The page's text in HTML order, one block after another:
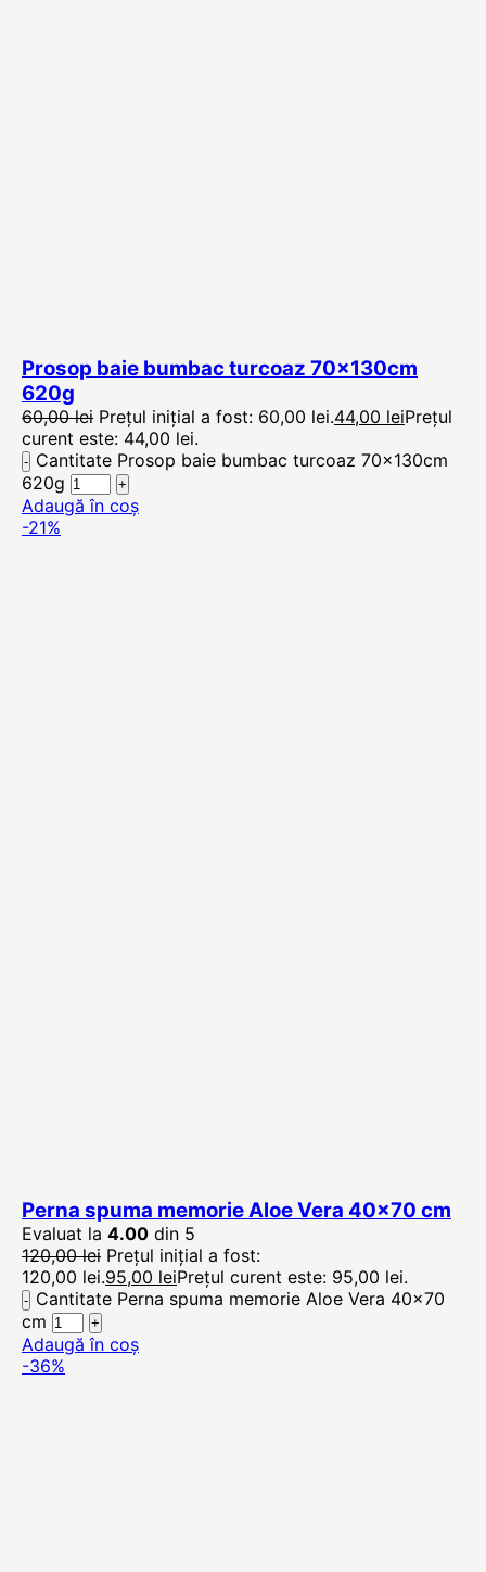
Prosop baie bumbac turcoaz 70x130cm
620g
60,00lei Prețul inițial a fost: 60,00 lei.44,00 leiPrețul
curent este: 44,00 lei.
Cantitate Prosop baie bumbac turcoaz 70x130cm
620g
Adaugă în coș
-21%
Perna spuma memorie Aloe Vera 40×70 cm
Evaluat la 4.00 din 5
120,00lei Prețul inițial a fost:
120,00 lei.95,00 leiPrețul curent este: 95,00 lei.
Cantitate Perna spuma memorie Aloe Vera 40x70
cm
Adaugă în coș
-36%